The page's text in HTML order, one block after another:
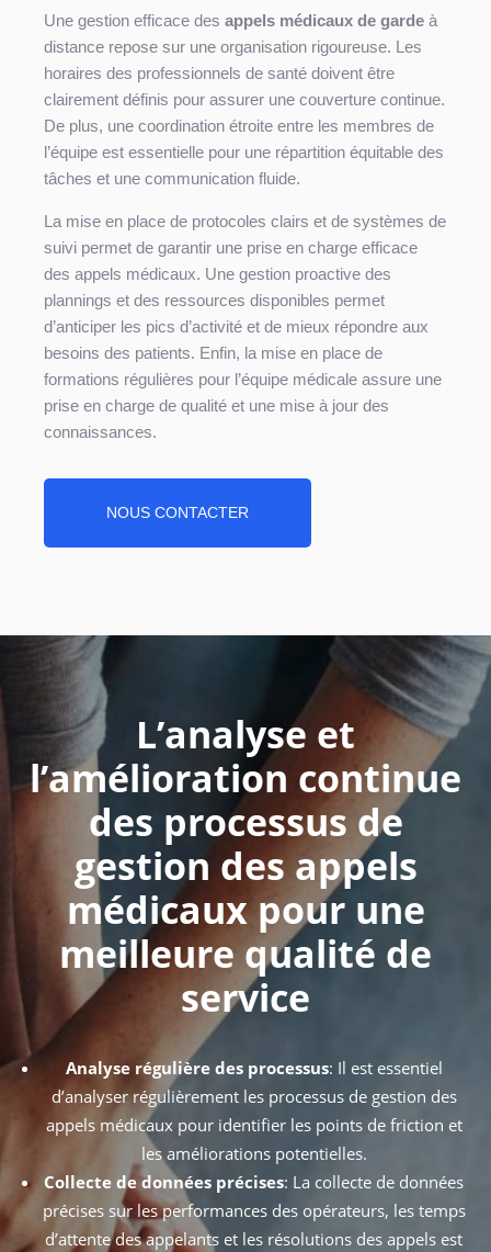
Une gestion efficace des appels médicaux de garde à
distance repose sur une organisation rigoureuse. Les
horaires des professionnels de santé doivent être
clairement définis pour assurer une couverture continue.
De plus, une coordination étroite entre les membres de
l’équipe est essentielle pour une répartition équitable des
tâches et une communication fluide.
La mise en place de protocoles clairs et de systèmes de
suivi permet de garantir une prise en charge efficace
des appels médicaux. Une gestion proactive des
plannings et des ressources disponibles permet
d’anticiper les pics d’activité et de mieux répondre aux
besoins des patients. Enfin, la mise en place de
formations régulières pour l’équipe médicale assure une
prise en charge de qualité et une mise à jour des
connaissances.
NOUS CONTACTER
L’analyse et
l’amélioration continue
des processus de
gestion des appels
médicaux pour une
meilleure qualité de
service
Analyse régulière des processus: Il est essentiel
d’analyser régulièrement les processus de gestion des
appels médicaux pour identifier les points de friction et
les améliorations potentielles.
Collecte de données précises: La collecte de données
précises sur les performances des opérateurs, les temps
d’attente des appelants et les résolutions des appels est